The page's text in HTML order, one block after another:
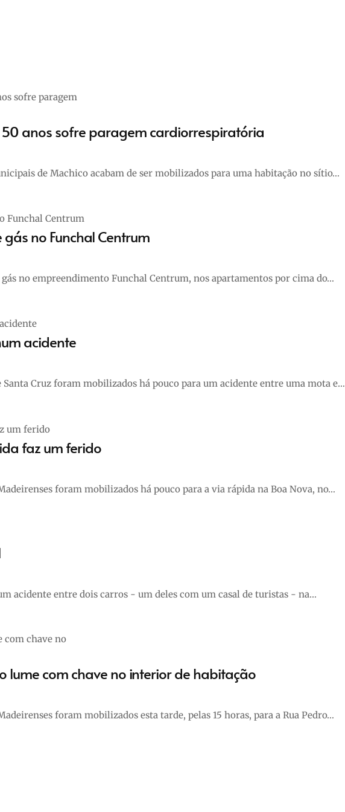
anos sofre paragem cardiorrespiratória
de Machico acabam de ser mobilizados para uma habitação no sítio…
no Funchal Centrum
gás no empreendimento Funchal Centrum, nos apartamentos por cima do…
acidente
Santa Cruz foram mobilizados há pouco para um acidente entre uma mota e…
faz um ferido
foram mobilizados há pouco para a via rápida na Boa Nova, no…
acidente entre dois carros - um deles com um casal de turistas - na…
lume com chave no interior de habitação
foram mobilizados esta tarde, pelas 15 horas, para a Rua Pedro…